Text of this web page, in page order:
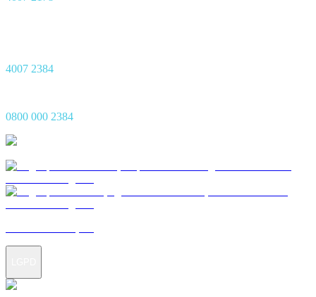
4007 2384
0800 000 2384